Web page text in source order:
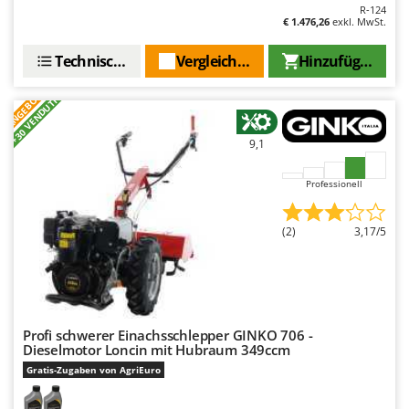
Redback
Ribimex
River Systems
Robomow
Rossofuoco
Rover Pompe
Royal Food
Ryobi
S
S.T.P.
R-124
€ 1.476,26 exkl. MwSt.
Hinzufügen
Vergleichen Sie
Technische Daten
ANGEBOT
+30 VENDUTI 9,1
Professionell
(2) 3,17/5
Profi schwerer Einachsschlepper GINKO 706 -
Dieselmotor Loncin mit Hubraum 349ccm
Gratis-Zugaben von AgriEuro